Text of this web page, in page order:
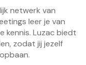
netwerk van
leer je van
kennis. Luzac biedt
zodat jij jezelf